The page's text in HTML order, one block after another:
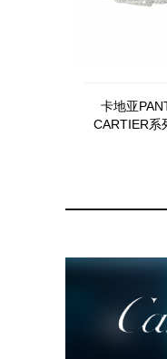
卡地亚
CARTIER系